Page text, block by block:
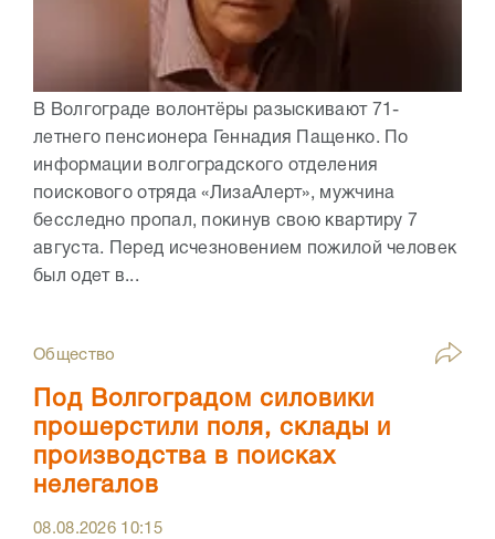
В Волгограде волонтёры разыскивают 71-
летнего пенсионера Геннадия Пащенко. По
информации волгоградского отделения
поискового отряда «ЛизаАлерт», мужчина
бесследно пропал, покинув свою квартиру 7
августа. Перед исчезновением пожилой человек
был одет в...
Общество
Под Волгоградом силовики
прошерстили поля, склады и
производства в поисках
нелегалов
08.08.2026 10:15